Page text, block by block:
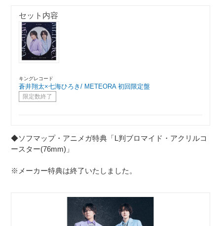
セット内容
キングレコード
蒼井翔太×七海ひろき/ METEORA 初回限定盤
限定数終了
◆ソフマップ・アニメガ特典「L判ブロマイド・アクリルコ
ースター(76mm)」
※メーカー特典は終了いたしました。